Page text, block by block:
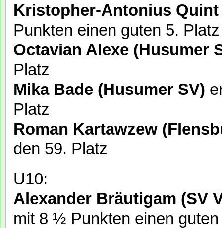
Kristopher-Antonius Quint
Punkten einen guten 5.
Octavian Alexe (Husumer
Platz
Mika Bade (Husumer SV)
Platz
Roman Kartawzew
den 59. Platz
U10:
Alexander Bräutigam (SV
mit 8 ½ Punkten einen